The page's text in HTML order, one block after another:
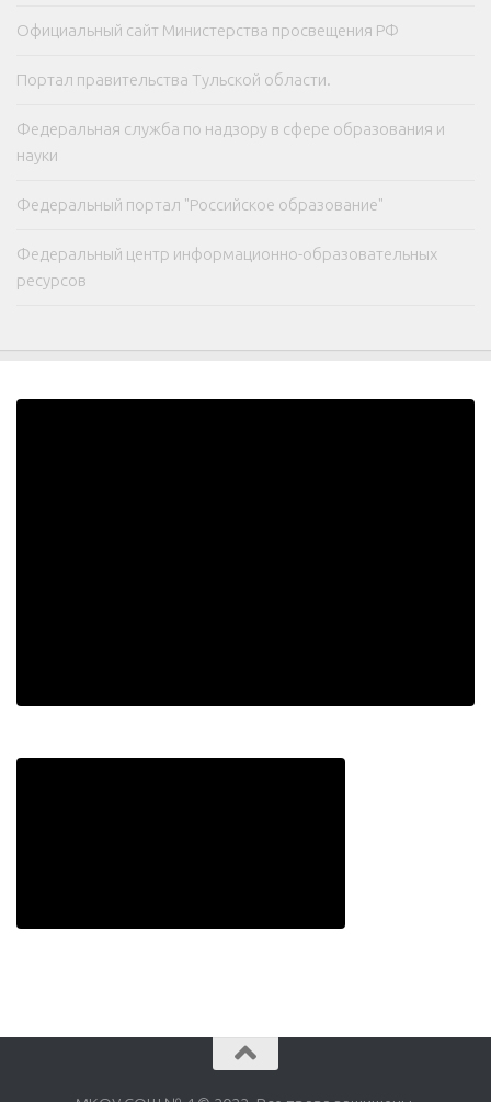
Официальный сайт Министерства просвещения РФ
Портал правительства Тульской области.
Федеральная служба по надзору в сфере образования и
науки
Федеральный портал "Российское образование"
Федеральный центр информационно-образовательных
ресурсов